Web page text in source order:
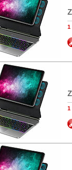
1
1